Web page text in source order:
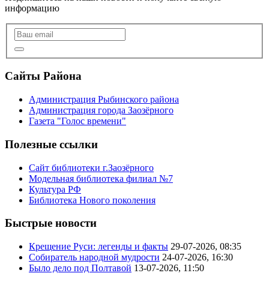
информацию
Сайты Района
Администрация Рыбинского района
Администрация города Заозёрного
Газета "Голос времени"
Полезные ссылки
Сайт библиотеки г.Заозёрного
Модельная библиотека филиал №7
Культура РФ
Библиотека Нового поколения
Быстрые новости
Крещение Руси: легенды и факты 29-07-2026, 08:35
Собиратель народной мудрости 24-07-2026, 16:30
Было дело под Полтавой 13-07-2026, 11:50